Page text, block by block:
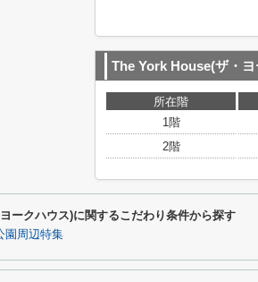
The York House(ザ・
所在階
1階
2階
ークハウス)に関するこだわり条件から探す
園周辺特集